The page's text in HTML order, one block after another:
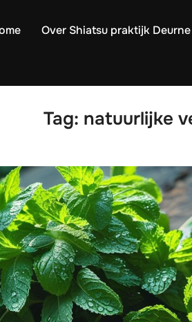
Over Shiatsu praktijk Deurne
Tag: natuurlijke